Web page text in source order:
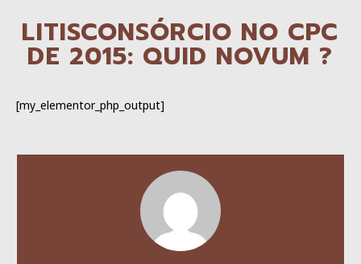
LITISCONSÓRCIO NO CPC
DE 2015: QUID NOVUM ?
[my_elementor_php_output]